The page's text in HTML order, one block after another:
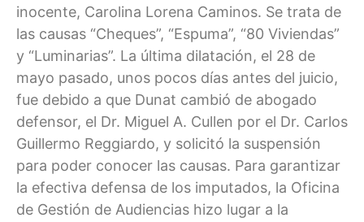
inocente, Carolina Lorena Caminos. Se trata de
las causas “Cheques”, “Espuma”, “80 Viviendas”
y “Luminarias”. La última dilatación, el 28 de
mayo pasado, unos pocos días antes del juicio,
fue debido a que Dunat cambió de abogado
defensor, el Dr. Miguel A. Cullen por el Dr. Carlos
Guillermo Reggiardo, y solicitó la suspensión
para poder conocer las causas. Para garantizar
la efectiva defensa de los imputados, la Oficina
de Gestión de Audiencias hizo lugar a la